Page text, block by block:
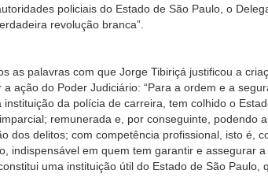
policiais do Estado de São Paulo, o
revolução branca”.
com que Jorge Tibiriçá justificou a
ação do Poder Judiciário: “Para a ordem e a
da polícia de carreira, tem colhido o
remunerada e, por conseguinte, podendo
dos delitos; com competência profissional, isto é,
indispensável em quem tem garantir e assegurar
uma instituição útil do Estado de São Paulo,